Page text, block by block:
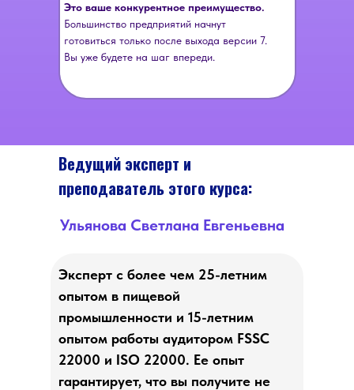
Это ваше конкурентное преимущество.
Большинство предприятий начнут
готовиться только после выхода версии 7.
Вы уже будете на шаг впереди.
Ведущий эксперт и
преподаватель этого курса:
Ульянова Светлана Евгеньевна
Эксперт с более чем 25-летним
опытом в пищевой
промышленности и 15-летним
опытом работы аудитором FSSC
22000 и ISO 22000. Ее опыт
гарантирует, что вы получите не